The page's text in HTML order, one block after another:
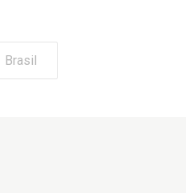
Brasil